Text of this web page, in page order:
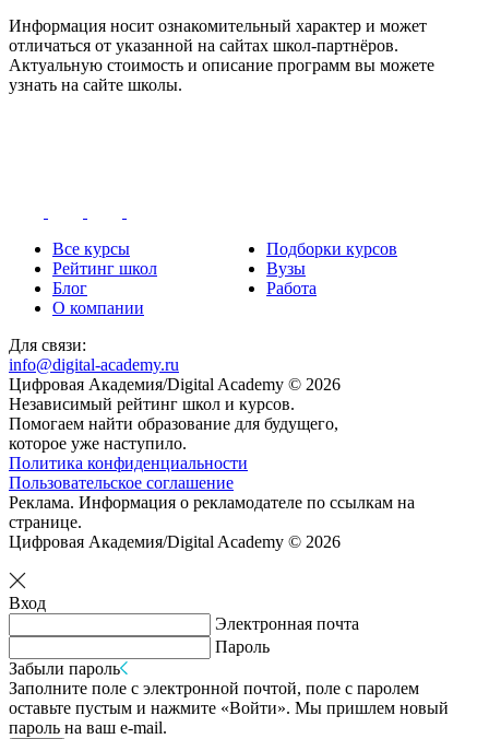
Информация носит ознакомительный характер и может
отличаться от указанной на сайтах школ-партнёров.
Актуальную стоимость и описание программ вы можете
узнать на сайте школы.
Все курсы
Подборки курсов
Рейтинг школ
Вузы
Блог
Работа
О компании
Для связи:
info@digital-academy.ru
Цифровая Академия/Digital Academy © 2026
Независимый рейтинг школ и курсов.
Помогаем найти образование для будущего,
которое уже наступило.
Политика конфиденциальности
Пользовательское соглашение
Реклама. Информация о рекламодателе по ссылкам на
странице.
Цифровая Академия/Digital Academy © 2026
Вход
Электронная почта
Пароль
Забыли пароль
Заполните поле с электронной почтой, поле с паролем
оставьте пустым и нажмите «Войти». Мы пришлем новый
пароль на ваш e-mail.